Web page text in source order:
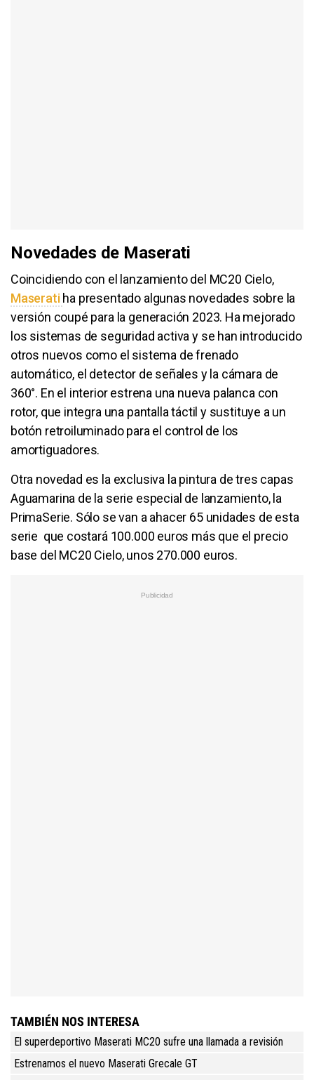
Novedades de Maserati
Coincidiendo con el lanzamiento del MC20 Cielo,
Maserati ha presentado algunas novedades sobre la
versión coupé para la generación 2023. Ha mejorado
los sistemas de seguridad activa y se han introducido
otros nuevos como el sistema de frenado
automático, el detector de señales y la cámara de
360°. En el interior estrena una nueva palanca con
rotor, que integra una pantalla táctil y sustituye a un
botón retroiluminado para el control de los
amortiguadores.
Otra novedad es la exclusiva la pintura de tres capas
Aguamarina de la serie especial de lanzamiento, la
PrimaSerie. Sólo se van a ahacer 65 unidades de esta
serie que costará 100.000 euros más que el precio
base del MC20 Cielo, unos 270.000 euros.
TAMBIÉN NOS INTERESA
El superdeportivo Maserati MC20 sufre una llamada a revisión
Estrenamos el nuevo Maserati Grecale GT